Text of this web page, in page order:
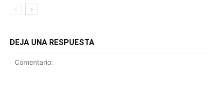
DEJA UNA RESPUESTA